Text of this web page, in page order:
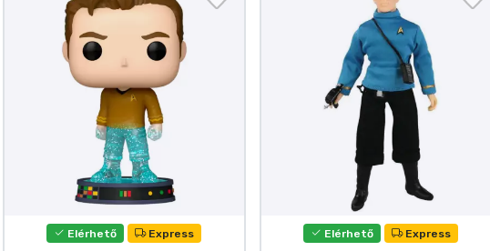
Elérhető Express Elérhető Express